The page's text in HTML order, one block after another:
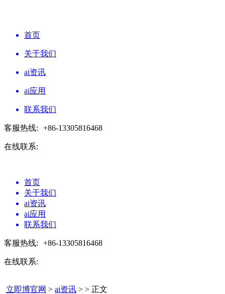
首页
关于我们
ai资讯
ai应用
联系我们
客服热线: +86-13305816468
在线联系:
首页
关于我们
ai资讯
ai应用
联系我们
客服热线: +86-13305816468
在线联系:
立即博官网 > ai资讯 > > 正文